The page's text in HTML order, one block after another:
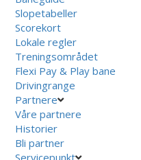
Slopetabeller
Scorekort
Lokale regler
Treningsområdet
Flexi Pay & Play bane
Drivingrange
Partnere
Våre partnere
Historier
Bli partner
Servicepunkt